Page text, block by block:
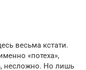
весьма кстати.
«потеха»,
несложно. Но лишь